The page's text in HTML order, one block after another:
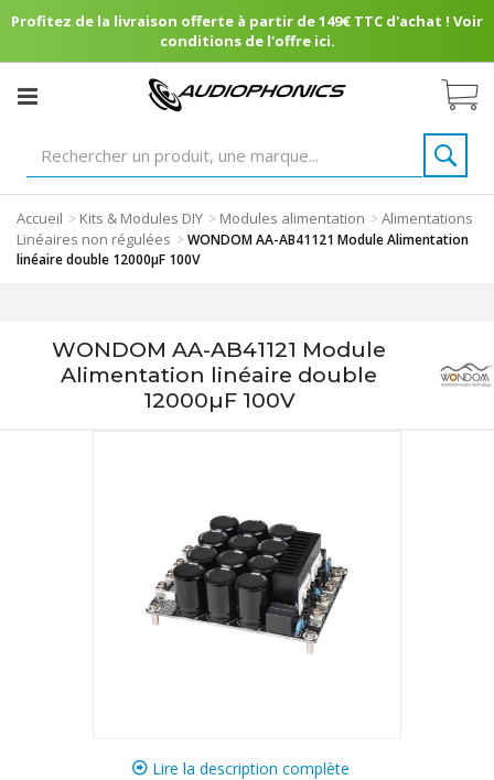
Profitez de la livraison offerte à partir de 149€ TTC d'achat ! Voir
conditions de l'offre ici.
Accueil > Kits & Modules DIY > Modules alimentation >Alimentations
Linéaires non régulées >WONDOM AA-AB41121 Module Alimentation
linéaire double 12000µF 100V
WONDOM AA-AB41121 Module
Alimentation linéaire double
12000µF 100V
Lire la description complète